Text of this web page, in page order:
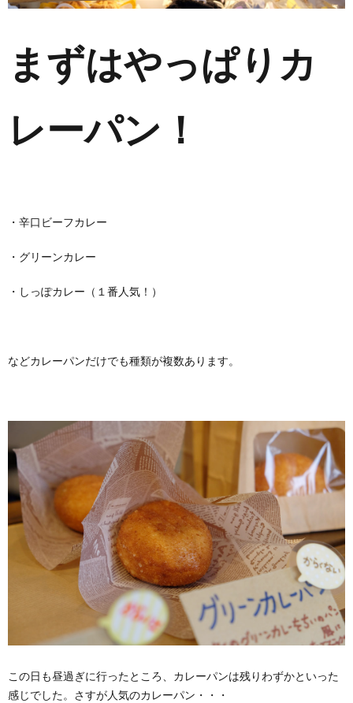
まずはやっぱりカ
レーパン！
・辛口ビーフカレー
・グリーンカレー
・しっぽカレー（１番人気！）
などカレーパンだけでも種類が複数あります。
この日も昼過ぎに行ったところ、カレーパンは残りわずかといった
感じでした。さすが人気のカレーパン・・・